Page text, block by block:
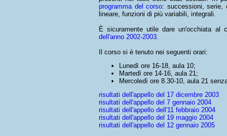
programma del corso: successioni, serie,
lineare, funzioni di più variabili, integrali.
È sicuramente utile dare un'occhiata al
dell'anno 2002-2003.
Il corso si è tenuto nei seguenti orari:
Lunedì ore 16-18, aula 10;
Martedì ore 14-16, aula 21;
Mercoledì ore 8.30-10, aula 21
risultati dell'appello del 17 dicembre 2003
risultati dell'appello del 7 gennaio 2004
risultati dell'appello dell'11 febbraio 2004
risultati dell'appello del 19 maggio 2004
risultati dell'appello del 12 gennaio 2005